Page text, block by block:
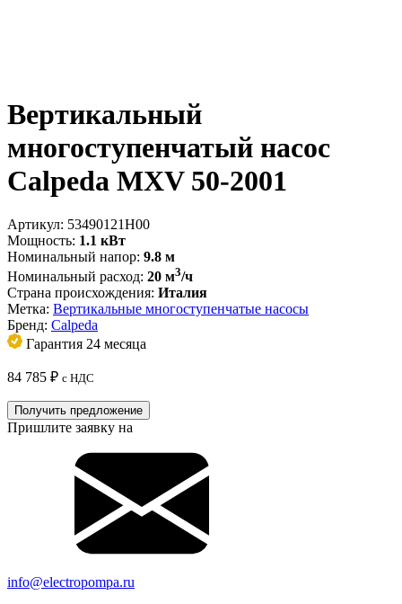
Вертикальный
многоступенчатый насос
Calpeda MXV 50-2001
Артикул: 53490121H00
Мощность: 1.1 кВт
Номинальный напор: 9.8 м
Номинальный расход: 20 м3/ч
Страна происхождения: Италия
Метка: Вертикальные многоступенчатые насосы
Бренд: Calpeda
Гарантия 24 месяца
84 785 ₽ с НДС
Получить предложение
Пришлите заявку на
info@electropompa.ru